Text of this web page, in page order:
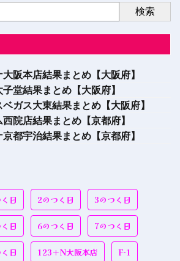
検索
阪本店結果まとめ【大阪府】
堂結果まとめ【大阪府】
ガス大東結果まとめ【大阪府】
院店結果まとめ【京都府】
都宇治結果まとめ【京都府】
日 2のつく日 3のつく日
日 6のつく日 7のつく日
日 123＋N大阪本店 F-1